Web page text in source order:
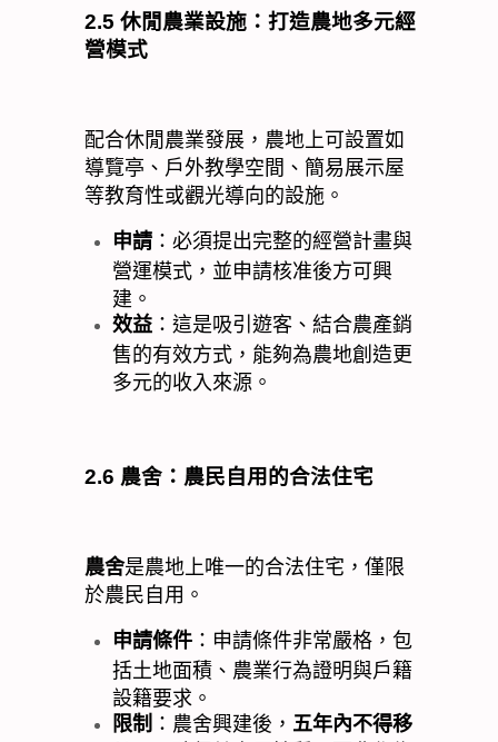
2.5 休閒農業設施：打造農地多元經
營模式
配合休閒農業發展，農地上可設置如
導覽亭、戶外教學空間、簡易展示屋
等教育性或觀光導向的設施。
申請 ：必須提出完整的經營計畫與
營運模式，並申請核准後方可興
建。
效益 ：這是吸引遊客、結合農產銷
售的有效方式，能夠為農地創造更
多元的收入來源。
2.6 農舍：農民自用的合法住宅
農舍是農地上唯一的合法住宅，僅限
於農民自用。
申請條件 ：申請條件非常嚴格，包
括土地面積、農業行為證明與戶籍
設籍要求。
限制 ：農舍興建後， 五年內不得移